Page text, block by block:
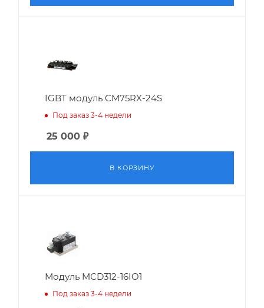
IGBT модуль CM75RX-24S
Под заказ 3-4 недели
25 000 ₽
В КОРЗИНУ
Модуль MCD312-16IO1
Под заказ 3-4 недели